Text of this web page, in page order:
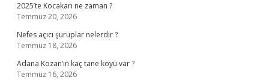
2025’te Kocakarı ne zaman ?
Temmuz 20, 2026
Nefes açıcı şuruplar nelerdir ?
Temmuz 18, 2026
Adana Kozan’ın kaç tane köyü var ?
Temmuz 16, 2026